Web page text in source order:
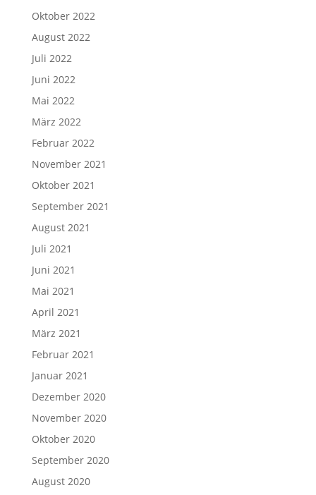
Oktober 2022
August 2022
Juli 2022
Juni 2022
Mai 2022
März 2022
Februar 2022
November 2021
Oktober 2021
September 2021
August 2021
Juli 2021
Juni 2021
Mai 2021
April 2021
März 2021
Februar 2021
Januar 2021
Dezember 2020
November 2020
Oktober 2020
September 2020
August 2020